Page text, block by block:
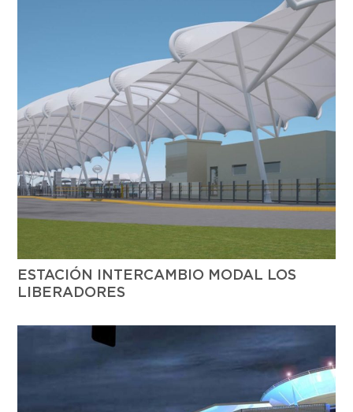
ESTACIÓN INTERCAMBIO MODAL LOS
LIBERADORES